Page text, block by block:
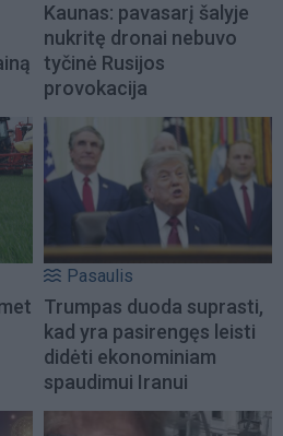
Kaunas: pavasarį šalyje
nukritę dronai nebuvo
tyčinė Rusijos
provokacija
Pasaulis
Trumpas duoda suprasti,
kad yra pasirengęs leisti
didėti ekonominiam
spaudimui Iranui